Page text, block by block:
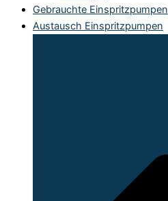
Gebrauchte Einspritzpumpen
Austausch Einspritzpumpen